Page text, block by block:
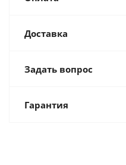
Доставка
Задать вопрос
Гарантия